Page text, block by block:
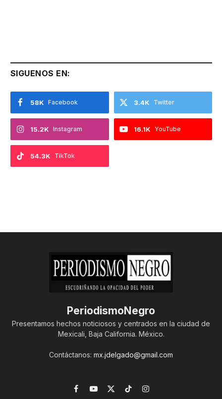
SIGUENOS EN:
Facebook
58K Twitter
3.4K
Instagram
15.2K YouTube
16.1K
TikTok
54.3K
PeriodismoNegro
Presentamos hechos noticiosos y centrados en la ciudad de
Mexicali, Baja California. México.
Contáctanos: mx.jdelgado@gmail.com
Facebook
YouTube
X TikTokInstagram